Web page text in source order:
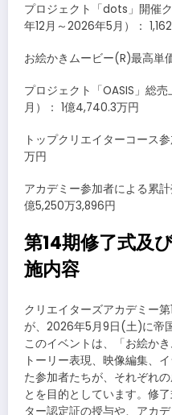
プロジェクト「dots」開催
年12月～2026年5月）：
お絵かきムービー(R)最高単
プロジェクト「OASIS」総
月）： 1億4,740.3万円
トップクリエイターコース
万円
アカデミー参加者による累
億5,250万3,896円
第14期修了式及
施内容
クリエイターズアカデミー
が、2026年5月9日(土)に帝
このイベントは、「お絵か
トーリー表現、映像編集、
た参加者たちが、それぞれ
とを目的としています。修
ター認定証の授与や、アカ